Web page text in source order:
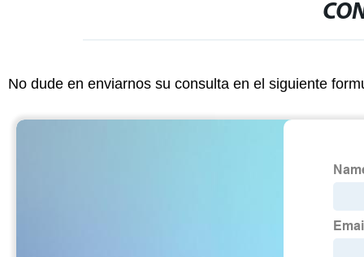
No dude en enviarnos su consulta en el siguiente